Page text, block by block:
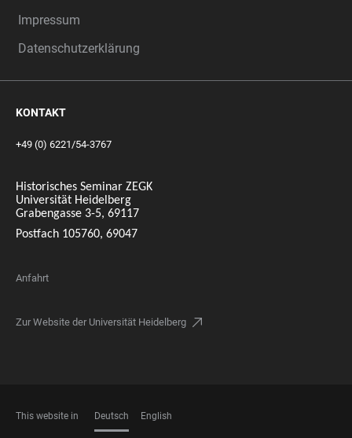
Impressum
Datenschutzerklärung
KONTAKT
+49 (0) 6221/54-3767
Historisches Seminar ZEGK
Universität Heidelberg
Grabengasse 3-5, 69117
Postfach 105760, 69047
Anfahrt
Zur Website der Universität Heidelberg
This website in Deutsch English